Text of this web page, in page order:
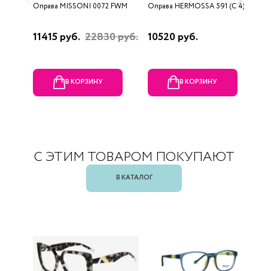
Оправа MISSONI 0072 FWM
11415 руб. 22830 руб.
В КОРЗИНУ
Оправа HERMOSSA 591 (C 4)
10520 руб.
В КОРЗИНУ
С ЭТИМ ТОВАРОМ ПОКУПАЮТ
В КАТАЛОГ